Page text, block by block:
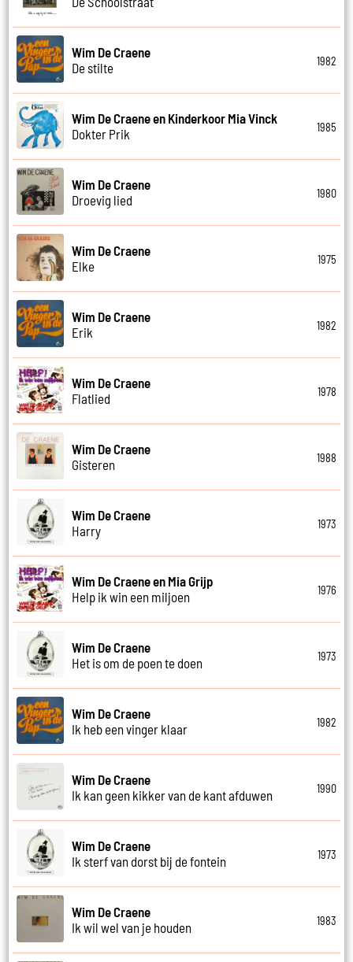
Wim De Craene
De stilte
1982
Wim De Craene en Kinderkoor Mia Vinck
Dokter Prik
1985
Wim De Craene
Droevig lied
1980
Wim De Craene
Elke
1975
Wim De Craene
Erik
1982
Wim De Craene
Flatlied
1978
Wim De Craene
Gisteren
1988
Wim De Craene
Harry
1973
Wim De Craene en Mia Grijp
Help ik win een miljoen
1976
Wim De Craene
Het is om de poen te doen
1973
Wim De Craene
Ik heb een vinger klaar
1982
Wim De Craene
Ik kan geen kikker van de kant afduwen
1990
Wim De Craene
Ik sterf van dorst bij de fontein
1973
Wim De Craene
Ik wil wel van je houden
1983